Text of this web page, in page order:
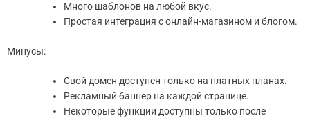
Много шаблонов на любой вкус.
Простая интеграция с онлайн-магазином и блогом.
Минусы:
Свой домен доступен только на платных планах.
Рекламный баннер на каждой странице.
Некоторые функции доступны только после